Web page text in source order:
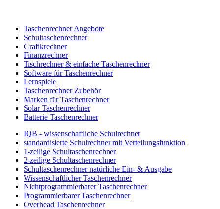
Taschenrechner Angebote
Schultaschenrechner
Grafikrechner
Finanzrechner
Tischrechner & einfache Taschenrechner
Software für Taschenrechner
Lernspiele
Taschenrechner Zubehör
Marken für Taschenrechner
Solar Taschenrechner
Batterie Taschenrechner
IQB - wissenschaftliche Schulrechner
standardisierte Schulrechner mit Verteilungsfunktion
1-zeilige Schultaschenrechner
2-zeilige Schultaschenrechner
Schultaschenrechner natürliche Ein- & Ausgabe
Wissenschaftlicher Taschenrechner
Nichtprogrammierbarer Taschenrechner
Programmierbarer Taschenrechner
Overhead Taschenrechner